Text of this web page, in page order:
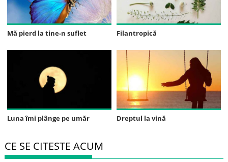
Mă pierd la tine-n suflet Filantropică
Luna îmi plânge pe umăr Dreptul la vină
CE SE CITESTE ACUM